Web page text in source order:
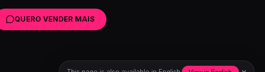
QUERO VENDER MAIS